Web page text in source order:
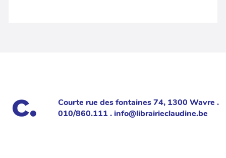
Courte rue des fontaines 74, 1300 Wavre .
010/860.111 . info@librairieclaudine.be